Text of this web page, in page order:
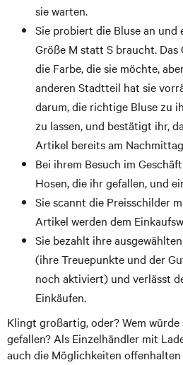
sie warten.
Sie probiert die Bluse an und
Größe M statt S braucht.
die Farbe, die sie möchte,
anderen Stadtteil hat sie
darum, die richtige Bluse zu
zu lassen, und bestätigt ihr,
Artikel bereits am
Bei ihrem Besuch im
Hosen, die ihr gefallen, und
Sie scannt die Preisschilder
Artikel werden dem
Sie bezahlt ihre
(ihre Treuepunkte und der
noch aktiviert) und verlässt
Einkäufen.
Klingt großartig, oder? Wem
gefallen? Als Einzelhändler mit
auch die Möglichkeiten